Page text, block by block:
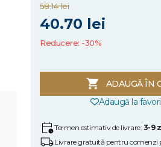
58.14 lei
40.70 lei
Reducere: -30%
ADAUGĂ ÎN
Adaugă la
Termen estimativ de livrare: 3-9
Livrare gratuită pentru comenzi